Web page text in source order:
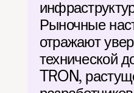
Рыночные
отражают
технической
TRON,